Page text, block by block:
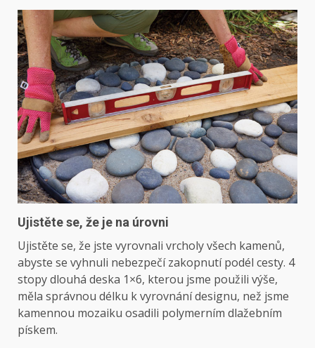
Ujistěte se, že je na úrovni
Ujistěte se, že jste vyrovnali vrcholy všech kamenů,
abyste se vyhnuli nebezpečí zakopnutí podél cesty. 4
stopy dlouhá deska 1×6, kterou jsme použili výše,
měla správnou délku k vyrovnání designu, než jsme
kamennou mozaiku osadili polymerním dlažebním
pískem.